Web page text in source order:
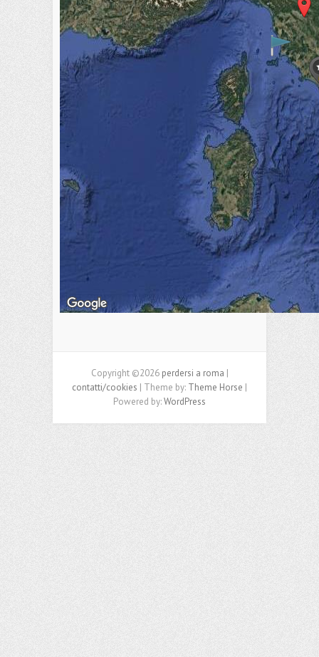
Copyright ©2026 perdersi a roma
contatti/cookies | Theme by: Theme Horse
Powered by:WordPress